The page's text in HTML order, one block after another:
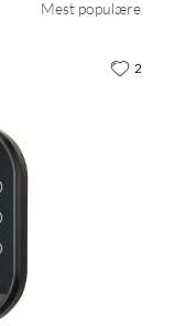
Mest populære
2